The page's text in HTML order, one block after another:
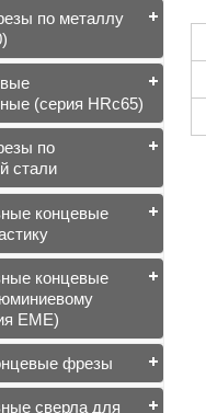
по металлу
(серия HRc65)
по
стали
концевые
концевые
EME)
фрезы
сверла для